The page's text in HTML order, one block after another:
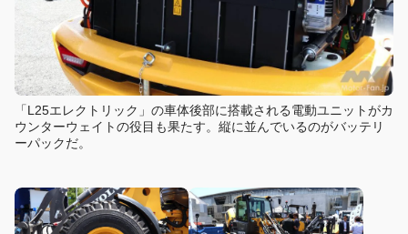
「L25エレクトリック」の車体後部に搭載される電動ユニットがカ
ウンターウェイトの役目も果たす。縦に並んでいるのがバッテリ
ーパックだ。